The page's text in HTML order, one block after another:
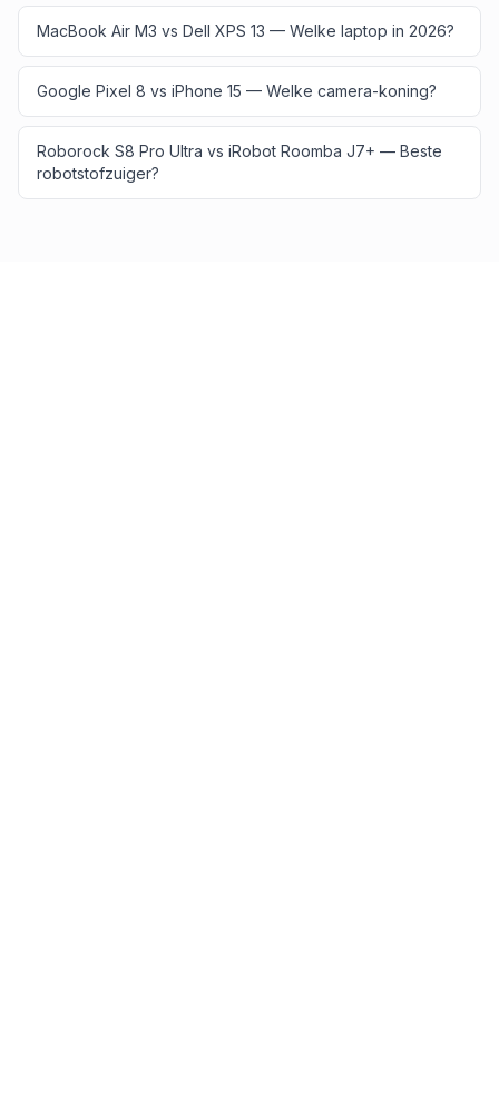
MacBook Air M3 vs Dell XPS 13 — Welke laptop in 2026?
Google Pixel 8 vs iPhone 15 — Welke camera-koning?
Roborock S8 Pro Ultra vs iRobot Roomba J7+ — Beste
robotstofzuiger?